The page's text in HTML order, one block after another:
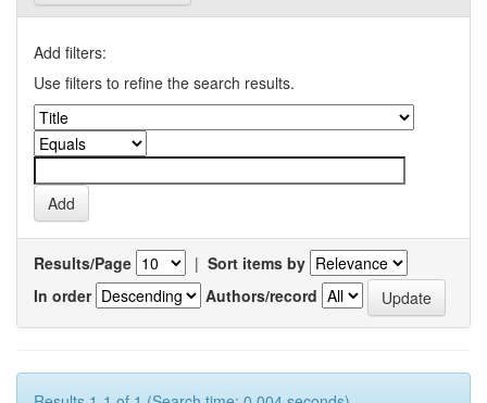
Add filters:
Use filters to refine the search results.
Results/Page | Sort items by
In order
Authors/record